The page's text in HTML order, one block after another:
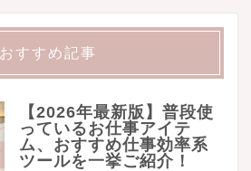
おすすめ記事
【2026年最新版】普段使
っているお仕事アイテ
ム、おすすめ仕事効率系
ツールを一挙ご紹介！